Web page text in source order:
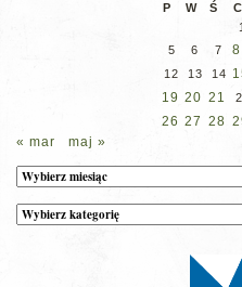
P
W Ś C
1
5
6 7 8
12 13 14
19 20 21
26 27 28
« mar
maj »
Archiwum
Kategorie
wpisów